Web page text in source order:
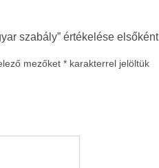
szabály” értékelése elsőként
mezőket * karakterrel jelöltük